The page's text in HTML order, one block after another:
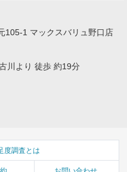
105-1 マックスバリュ野口店
川より 徒歩 約19分
度調査とは